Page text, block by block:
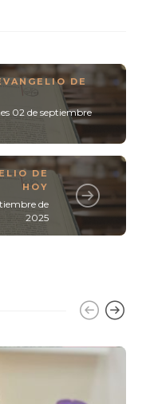
DE
02 de septiembre
DE
HOY
de
2025